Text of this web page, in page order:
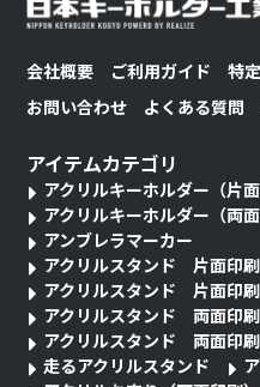
会社概要 ご利用ガイド 特
お問い合わせ
よくある質問
アイテムカテゴリ
アクリルキーホルダー（片面
アクリルキーホルダー（両面
アンブレラマーカー
アクリルスタンド 片面印
アクリルスタンド 片面印
アクリルスタンド 両面印
アクリルスタンド 両面印
走るアクリルスタンド